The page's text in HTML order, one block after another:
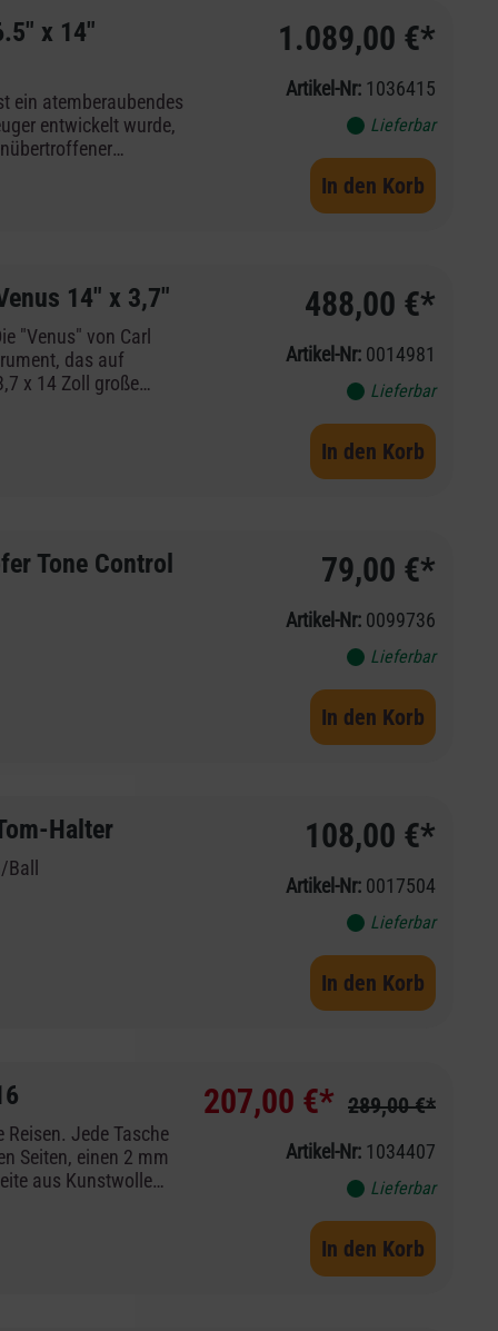
für den Proberaum
*
x 14"
ein atemberaubendes
entwickelt wurde,
resonanten
kombiniert
optisch als auch
Throw-off- P35AC
Hoops and Tube
Hardware
1.089,00 €*
Artikel-Nr: 1036415
Lieferbar
In den Korb
14" x 3,7"
"Venus" von Carl
das auf
x 14 Zoll große
lackiert und bietet
und den
488,00 €*
Artikel-Nr: 0014981
Lieferbar
In den Korb
Tone Control
79,00 €*
Artikel-Nr: 0099736
Lieferbar
In den Korb
Tom-Halter 108,00 €*
Artikel-Nr: 0017504
Lieferbar
In den Korb
Reisen. Jede Tasche
Seiten, einen 2 mm
aus Kunstwolle
gewebter
207,00 €* 289,00 €*
Artikel-Nr: 1034407
Lieferbar
In den Korb